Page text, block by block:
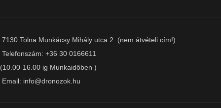
7130 Tolna Munkácsy Mihály utca 2. (nem átvételi cím!)
Telefonszám: +36 30 0166611
(10.00-16.00 ig Munkaidőben )
Email: info@dronozok.hu